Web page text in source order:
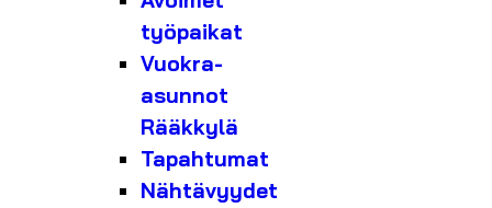
työpaikat
Vuokra-
asunnot
Rääkkylä
Tapahtumat
Nähtävyydet